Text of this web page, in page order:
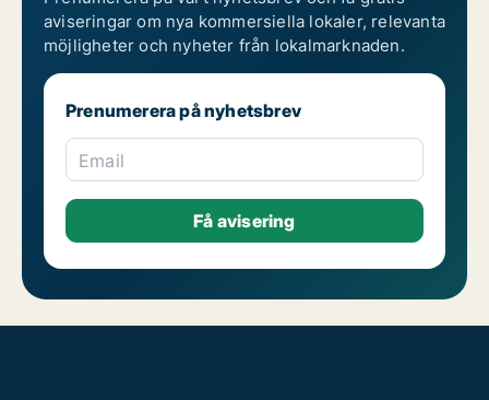
aviseringar om nya kommersiella lokaler, relevanta
möjligheter och nyheter från lokalmarknaden.
Prenumerera på nyhetsbrev
Email